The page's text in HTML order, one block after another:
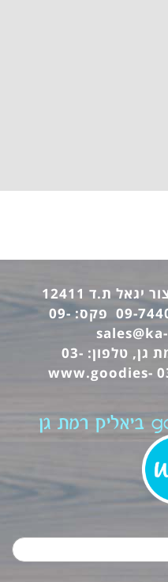
ק.א שוקולד בע"מ, בזלת 3 צור יגאל ת.ד 12411
מיקוד: 44862, טלפון: 09-7440473 פקס: 09-
חנות היבואן: ביאליק 50, רמת גן, טלפון: 03-
www.goodies-